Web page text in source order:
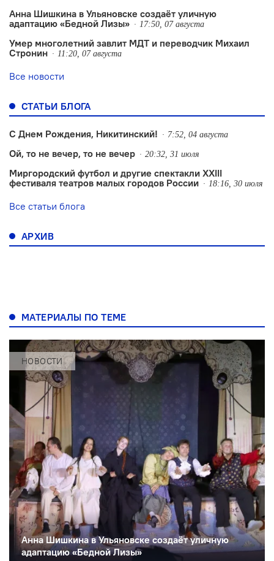
Анна Шишкина в Ульяновске создаëт уличную
адаптацию «Бедной Лизы»
17:50, 07 августа
Умер многолетний завлит МДТ и переводчик Михаил
Стронин
11:20, 07 августа
Все новости
СТАТЬИ БЛОГА
С Днем Рождения, Никитинский! 7:52, 04 августа
Ой, то не вечер, то не вечер 20:32, 31 июля
Миргородский футбол и другие спектакли XXIII
фестиваля театров малых городов России
18:16, 30 июля
Все статьи блога
АРХИВ
МАТЕРИАЛЫ ПО ТЕМЕ
НОВОСТИ
Анна Шишкина в Ульяновске создаëт уличную
адаптацию «Бедной Лизы»